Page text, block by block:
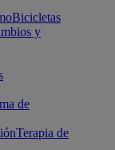
Bicicletas
y
de
Terapia de